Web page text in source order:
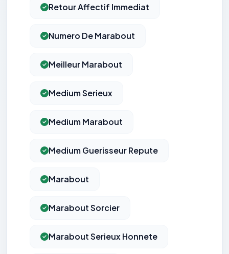
Retour Affectif Immediat
Numero De Marabout
Meilleur Marabout
Medium Serieux
Medium Marabout
Medium Guerisseur Repute
Marabout
Marabout Sorcier
Marabout Serieux Honnete